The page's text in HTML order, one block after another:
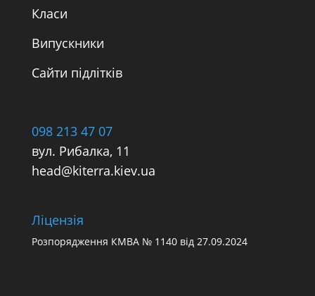
Класи
Випускники
Сайти підлітків
098 213 47 07
вул. Рибалка, 11
head@kiterra.kiev.ua
Ліцензія
Розпорядження КМВА № 1140від 27.09.2024